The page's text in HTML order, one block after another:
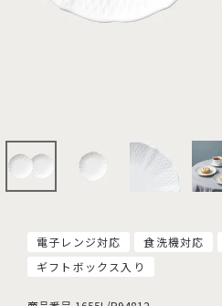
電子レンジ対応 食洗機対応
ギフトボックス入り